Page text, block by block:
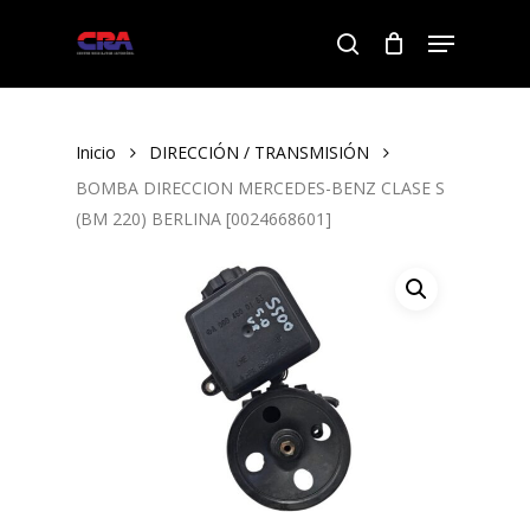
search
Menu
Inicio
DIRECCIÓN / TRANSMISIÓN
BOMBA DIRECCION MERCEDES-BENZ CLASE S
(BM 220) BERLINA [0024668601]